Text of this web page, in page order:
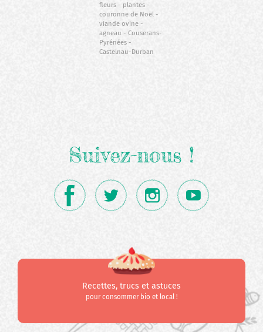
fleurs
plantes
couronne de Noël
viande ovine
agneau
Couserans-
Pyrénées
Castelnau-Durban
Suivez-nous !
Recettes, trucs et astuces
pour consommer bio et local !